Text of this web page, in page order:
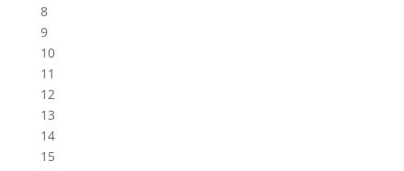
8
9
10
11
12
13
14
15